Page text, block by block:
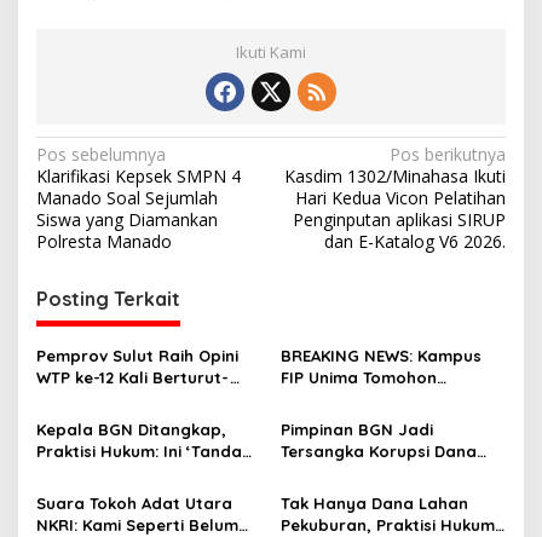
i
h
Ikuti Kami
N
a
v
i
g
a
s
i
p
o
s
Pos sebelumnya
Klarifikasi Kepsek SMPN 4
Manado Soal Sejumlah
Siswa yang Diamankan
Polresta Manado
Pos berikutnya
Kasdim 1302/Minahasa Ikuti
Hari Kedua Vicon Pelatihan
Penginputan aplikasi SIRUP
dan E-Katalog V6 2026.
Posting Terkait
Pemprov Sulut Raih Opini
WTP ke-12 Kali Berturut-
yang Sehat dan Akuntabel
BREAKING NEWS: Kampus
FIP Unima Tomohon
Kepala BGN Ditangkap,
Praktisi Hukum: Ini ‘Tanda
Semua Pejabat
Pimpinan BGN Jadi
Tersangka Korupsi Dana
Apresiasi Ketegasan
Presiden Prabowo
Suara Tokoh Adat Utara
NKRI: Kami Seperti Belum
Tak Hanya Dana Lahan
Pekuburan, Praktisi Hukum